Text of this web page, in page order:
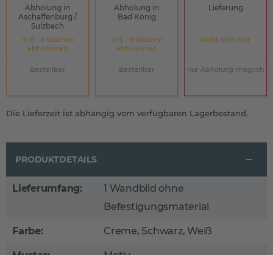
Abholung in
Aschaffenburg /
Sulzbach
In 6 - 8 Wochen
abholbereit
Bestellbar
Abholung in
Bad König
In 6 - 8 Wochen
abholbereit
Bestellbar
Lieferung
Nicht lieferbar
nur Abholung möglich
Die Lieferzeit ist abhängig vom verfügbaren Lagerbestand.
PRODUKTDETAILS
Lieferumfang:
1 Wandbild ohne
Befestigungsmaterial
Farbe: Creme, Schwarz, Weiß